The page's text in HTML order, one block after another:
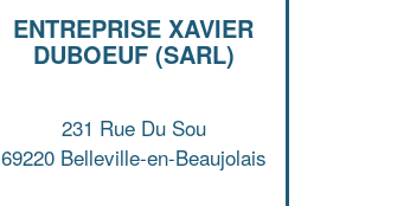
ENTREPRISE XAVIER
DUBOEUF (SARL)
231 Rue Du Sou
69220 Belleville-en-Beaujolais
Vous êtes un
professionnel ?